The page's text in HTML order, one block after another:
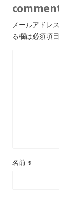
メールアドレ
る欄は必須項
名前 ※